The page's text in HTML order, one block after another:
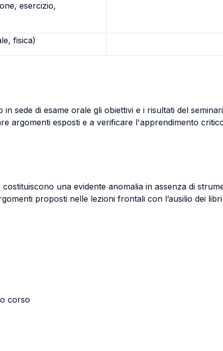
esercizio,
fisica)
sede di esame orale gli obiettivi e i risultati del
argomenti esposti e a verificare l'apprendimento
una evidente anomalia in assenza di
proposti nelle lezioni frontali con l’ausilio dei
corso